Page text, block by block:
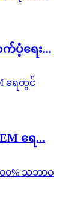
ပံ့ရေး...
ရေ...